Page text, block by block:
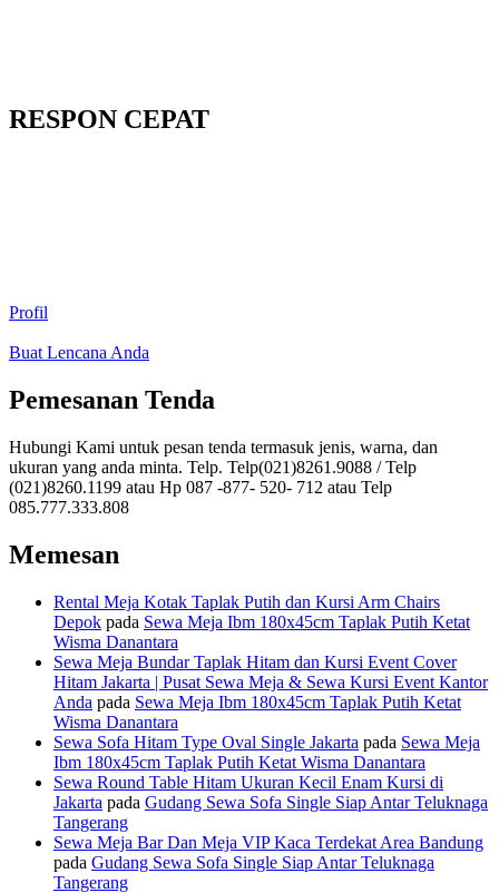
RESPON CEPAT
Profil
Buat Lencana Anda
Pemesanan Tenda
Hubungi Kami untuk pesan tenda termasuk jenis, warna, dan
ukuran yang anda minta. Telp. Telp(021)8261.9088 / Telp
(021)8260.1199 atau Hp 087 -877- 520- 712 atau Telp
085.777.333.808
Memesan
Rental Meja Kotak Taplak Putih dan Kursi Arm Chairs
Depok pada Sewa Meja Ibm 180x45cm Taplak Putih Ketat
Wisma Danantara
Sewa Meja Bundar Taplak Hitam dan Kursi Event Cover
Hitam Jakarta | Pusat Sewa Meja & Sewa Kursi Event Kantor
Anda pada Sewa Meja Ibm 180x45cm Taplak Putih Ketat
Wisma Danantara
Sewa Sofa Hitam Type Oval Single Jakarta pada Sewa Meja
Ibm 180x45cm Taplak Putih Ketat Wisma Danantara
Sewa Round Table Hitam Ukuran Kecil Enam Kursi di
Jakarta pada Gudang Sewa Sofa Single Siap Antar Teluknaga
Tangerang
Sewa Meja Bar Dan Meja VIP Kaca Terdekat Area Bandung
pada Gudang Sewa Sofa Single Siap Antar Teluknaga
Tangerang